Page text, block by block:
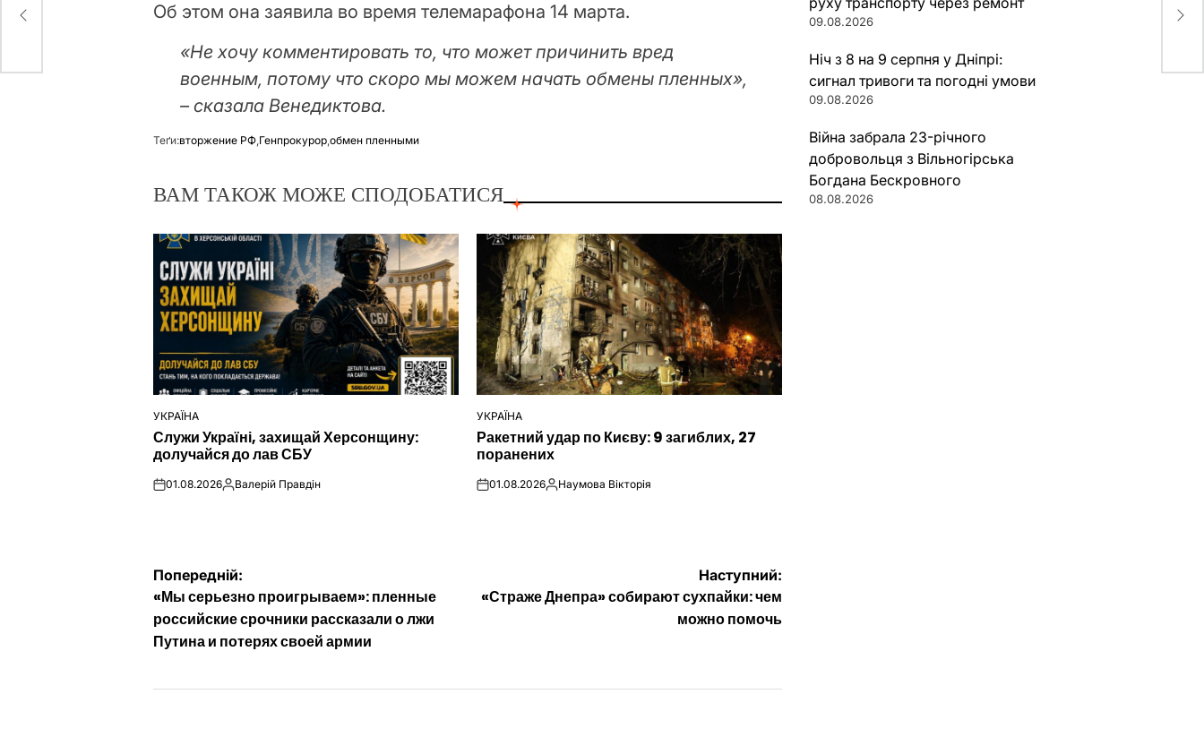
Об этом она заявила во время телемарафона 14 марта.
«Не хочу комментировать то, что может причинить вред
военным, потому что скоро мы можем начать обмены пленных»,
– сказала Венедиктова.
Теґи:вторжение РФ Генпрокурор ,обмен пленными
ВАМ ТАКОЖ МОЖЕ СПОДОБАТИСЯ
ОПУБЛІКУВАТИ
У
УКРАЇНА
Служи Україні, захищай Херсонщину:
долучайся до лав СБУ
on01.08.2026Опубліковано
Валерій Правдін
ОПУБЛІКУВАТИ
У
УКРАЇНА
Ракетний удар по Києву: 9 загиблих, 27
поранених
on01.08.2026Опубліковано
Наумова Вікторія
Навігація
записів
Попередній:
«Мы серьезно проигрываем»: пленные
российские срочники рассказали о лжи
Путина и потерях своей армии
Наступний:
«Страже Днепра» собирают сухпайки: чем
можно помочь
09.08.2026
Ніч з 8 на 9 серпня у Дніпрі:
сигнал тривоги та погодні умови
09.08.2026
Війна забрала 23-річного
добровольця з Вільногірська
Богдана Бескровного
08.08.2026